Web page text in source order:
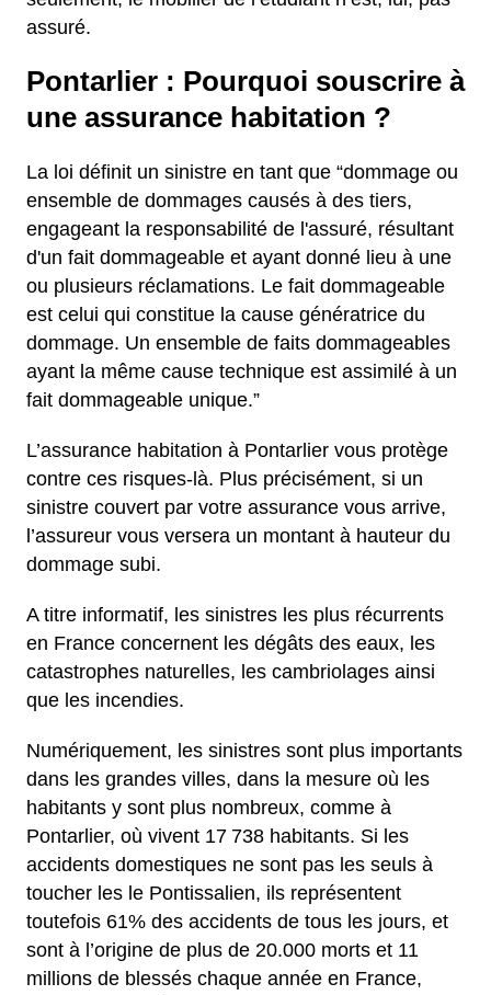
assuré.
Pontarlier : Pourquoi souscrire à
une assurance habitation ?
La loi définit un sinistre en tant que “dommage ou
ensemble de dommages causés à des tiers,
engageant la responsabilité de l'assuré, résultant
d'un fait dommageable et ayant donné lieu à une
ou plusieurs réclamations. Le fait dommageable
est celui qui constitue la cause génératrice du
dommage. Un ensemble de faits dommageables
ayant la même cause technique est assimilé à un
fait dommageable unique.”
L’assurance habitation à Pontarlier vous protège
contre ces risques-là. Plus précisément, si un
sinistre couvert par votre assurance vous arrive,
l’assureur vous versera un montant à hauteur du
dommage subi.
A titre informatif, les sinistres les plus récurrents
en France concernent les dégâts des eaux, les
catastrophes naturelles, les cambriolages ainsi
que les incendies.
Numériquement, les sinistres sont plus importants
dans les grandes villes, dans la mesure où les
habitants y sont plus nombreux, comme à
Pontarlier, où vivent 17 738 habitants. Si les
accidents domestiques ne sont pas les seuls à
toucher les le Pontissalien, ils représentent
toutefois 61% des accidents de tous les jours, et
sont à l’origine de plus de 20.000 morts et 11
millions de blessés chaque année en France,